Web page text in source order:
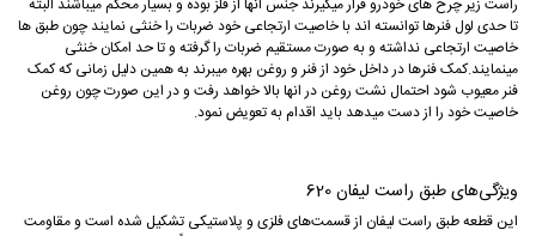
راست زیر چرخ های خودرو قرار میگیرند جنس انها از فلز بوده و بسیار محکم میباشند البته
تا حدی لول فنرها توانسته اند با خاصیت ارتجاعی خود ضربات را خنثی نمایند چون طبق ها
خاصیت ارتجاعی نداشته و به صورت مستقیم ضربات را گرفته و تا حد امکان خنثی
مینمایند.کمک فنرها در داخل خود از فنر و روغن بهره میبرند به همین دلیل زمانی که کمک
فنر معیوب شود احتمال نشت روغن در انها بالا خواهد رفت و در این صورت چون روغن
خاصیت خود را از دست میدهد باید اقدام به تعویض نمود.
ویژگی‌های طبق راست لیفان 620
این قطعه طبق راست لیفان از قسمت‌های فلزی و پلاستیکی تشکیل شده است و مقاومت